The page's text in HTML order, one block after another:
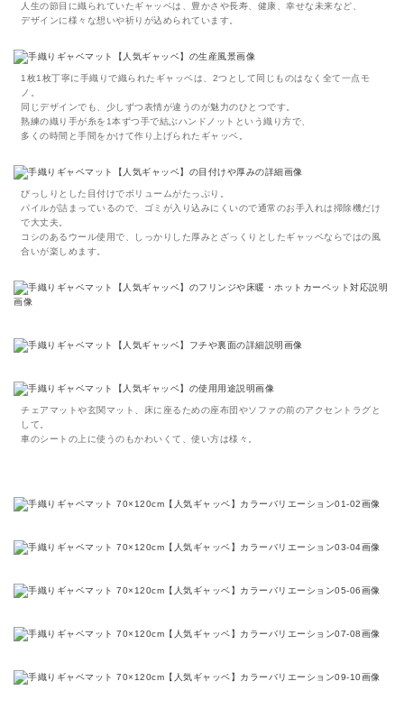
人生の節目に織られていたギャッベは、豊かさや長寿、健康、幸せな未来など、
デザインに様々な想いや祈りが込められています。
1枚1枚丁寧に手織りで織られたギャッベは、2つとして同じものはなく全て一点モ
ノ。
同じデザインでも、少しずつ表情が違うのが魅力のひとつです。
熟練の織り手が糸を1本ずつ手で結ぶハンドノットという織り方で、
多くの時間と手間をかけて作り上げられたギャッベ。
びっしりとした目付けでボリュームがたっぷり。
パイルが詰まっているので、ゴミが入り込みにくいので通常のお手入れは掃除機だけ
で大丈夫。
コシのあるウール使用で、しっかりした厚みとざっくりとしたギャッベならではの風
合いが楽しめます。
チェアマットや玄関マット、床に座るための座布団やソファの前のアクセントラグと
して。
車のシートの上に使うのもかわいくて、使い方は様々。